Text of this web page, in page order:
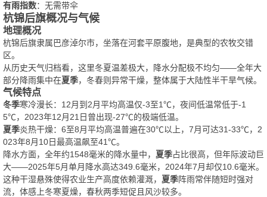
有雨指数：无需带伞
杭锦后旗概况与气候
地理概况
杭锦后旗隶属巴彦淖尔市，坐落在河套平原腹地，是典型的农牧交错
区。
从历史天气归档看，这里冬夏温差极大，降水分配极不均匀——全年大
部分降雨集中在夏季，冬春则异常干燥，整体属于大陆性半干旱气候。
气候特点
冬季寒冷漫长：12月到2月平均高温仅-3至1℃，夜间低温常低于-1
5℃，2023年12月21日曾出现-27℃的极端低温。
夏季炎热干燥：6至8月平均高温普遍在30℃以上，7月可达31-33℃，2
023年8月10日最高温飙至41℃。
降水方面，全年约1548毫米的降水量中， 夏季占比很高，但年际波动巨
大——2025年5月单月降水高达349.6毫米，2024年7月却仅10.6毫米。
这种干湿悬殊使得农业生产高度依赖灌溉， 夏季阵雨常伴随短时强对
流，体感上冬寒夏燥，春秋两季短促且风沙较多。